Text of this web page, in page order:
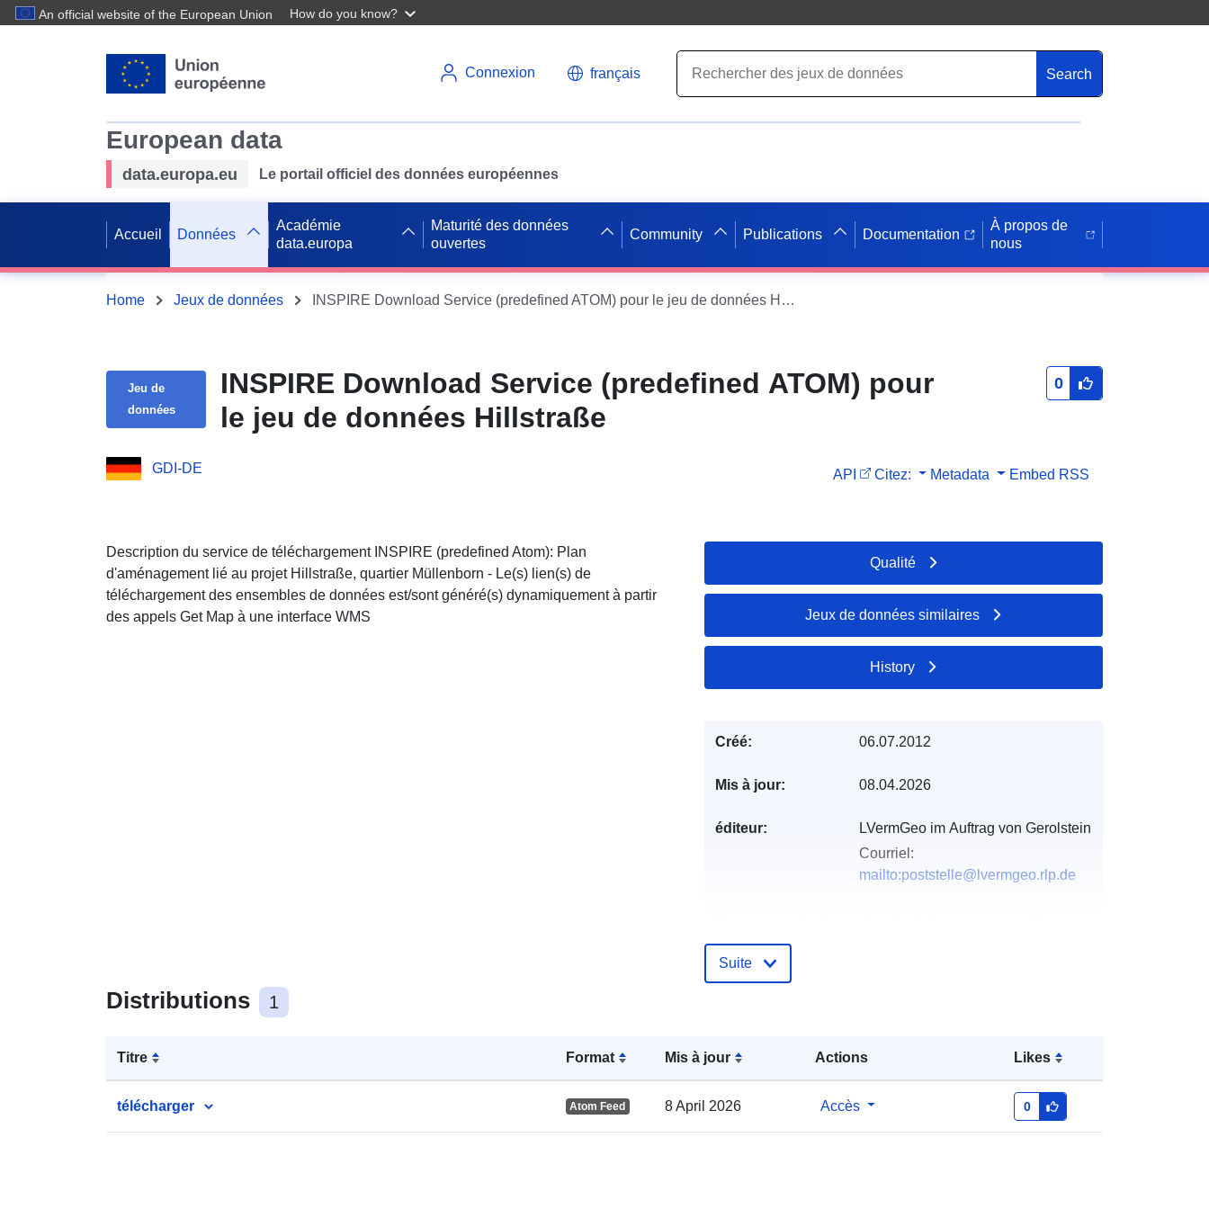
An official website of the European Union How do you know?
Connexion français Search
European data
data.europa.eu Le portail officiel des données européennes
Accueil Données
Académie
data.europa
Maturité des données
ouvertes
Community Publications Documentation
À propos de
nous
Home Jeux de données INSPIRE Download Service (predefined ATOM) pour le jeu de données Hillstraße
Jeu de
données
INSPIRE Download Service (predefined ATOM) pour
le jeu de données Hillstraße
0
GDI-DE API Citez: Metadata Embed RSS
Description du service de téléchargement INSPIRE (predefined Atom): Plan
d'aménagement lié au projet Hillstraße, quartier Müllenborn - Le(s) lien(s) de
téléchargement des ensembles de données est/sont généré(s) dynamiquement à partir
des appels Get Map à une interface WMS
Distributions 1
Titre Format Mis à jour Actions Likes
télécharger Atom Feed 8 April 2026 Accès 0
Qualité
Jeux de données similaires
History
Créé: 06.07.2012
Mis à jour: 08.04.2026
éditeur:
LVermGeo im Auftrag von Gerolstein
Courriel:
mailto:poststelle@lvermgeo.rlp.de
catalogue:
[ 6.61707, 50.2415 ], [ 6.61707,
50.2397 ], [ 6.61525, 50.2397 ], [
Suite